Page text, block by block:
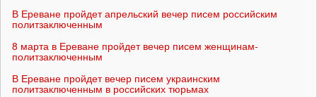
В Ереване пройдет апрельский вечер писем российским
политзаключенным
8 марта в Ереване пройдет вечер писем женщинам-
политзаключенным
В Ереване пройдет вечер писем украинским
политзаключенным в российских тюрьмах